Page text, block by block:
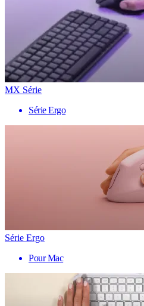
MX Série
Série Ergo
Série Ergo
Pour Mac